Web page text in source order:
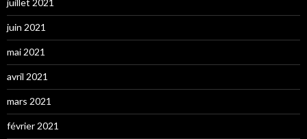
juillet 2021
juin 2021
mai 2021
avril 2021
mars 2021
février 2021